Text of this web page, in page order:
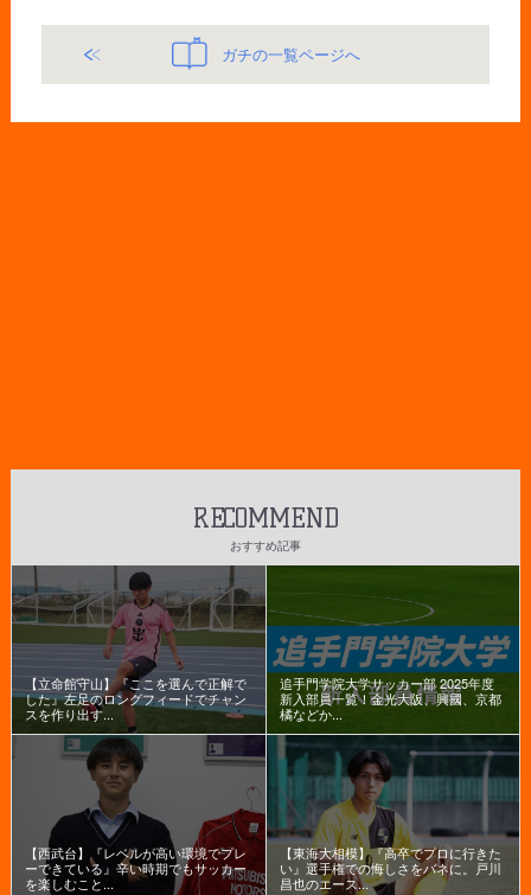
ガチの一覧ページへ
RECOMMEND
おすすめ記事
【立命館守山】『ここを選んで正解で
した』左足のロングフィードでチャン
スを作り出す...
追手門学院大学サッカー部 2025年度
新入部員一覧！金光大阪、興國、京都
橘などか...
【西武台】『レベルが高い環境でプレ
ーできている』辛い時期でもサッカー
を楽しむこと...
【東海大相模】『高卒でプロに行きた
い』選手権での悔しさをバネに。戸川
昌也のエース...